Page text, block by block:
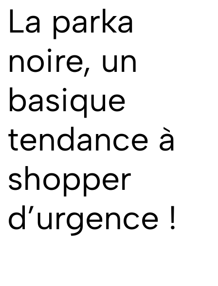
La parka
noire, un
basique
tendance à
shopper
d’urgence !